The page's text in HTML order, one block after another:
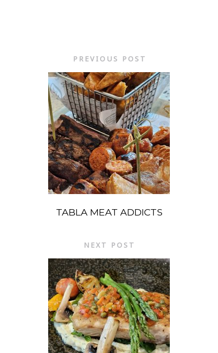
PREVIOUS POST
TABLA MEAT ADDICTS
NEXT POST